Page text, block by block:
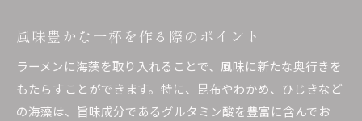
海藻ラーメンが広める食の楽しみ
海藻ラーメンで日常に特別感を
食卓を彩る海藻ラーメンの魅力
風味豊かな一杯を作る際のポイント
ラーメンに海藻を取り入れることで、風味に新たな奥行きを
もたらすことができます。特に、昆布やわかめ、ひじきなど
の海藻は、旨味成分であるグルタミン酸を豊富に含んでお